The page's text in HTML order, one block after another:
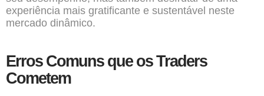
experiência mais gratificante e sustentável neste
mercado dinâmico.
Erros Comuns que os Traders
Cometem